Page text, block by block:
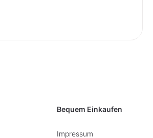
Bequem Einkaufen
Impressum